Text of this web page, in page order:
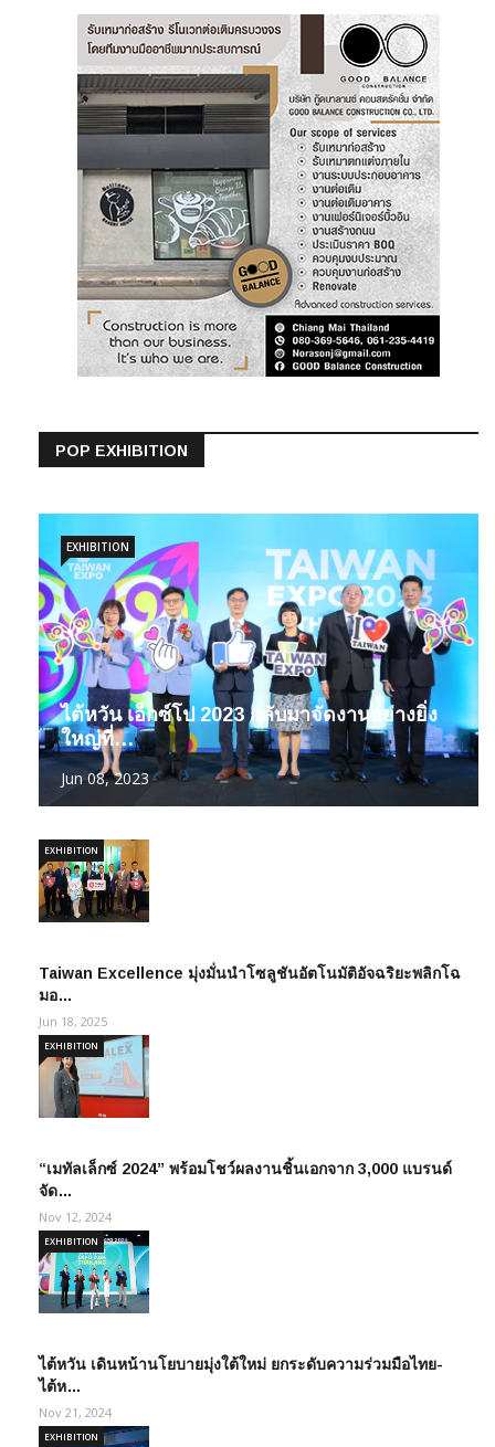
POP EXHIBITION
ไต้หวัน เอ็กซ์โป 2023 กลับมาจัดงานอย่างยิ่ง
ใหญ่ที่…
Jun 08, 2023
EXHIBITION
Taiwan Excellence มุ่งมั่นนำโซลูชันอัตโนมัติอัจฉริยะพลิกโฉ
มอ…
EXHIBITION
Jun 18, 2025
“เมทัลเล็กซ์ 2024” พร้อมโชว์ผลงานชิ้นเอกจาก 3,000 แบรนด์
จัด…
EXHIBITION
Nov 12, 2024
ไต้หวัน เดินหน้านโยบายมุ่งใต้ใหม่ ยกระดับความร่วมมือไทย-
ไต้ห…
EXHIBITION
Nov 21, 2024
EXHIBITION